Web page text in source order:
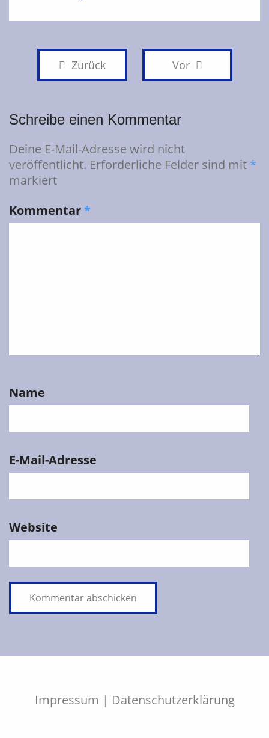
Zurück Vor
Schreibe einen Kommentar
Deine E-Mail-Adresse wird nicht
veröffentlicht. Erforderliche Felder sind mit *
markiert
Kommentar*
Name
E-Mail-Adresse
Website
Impressum | Datenschutzerklärung